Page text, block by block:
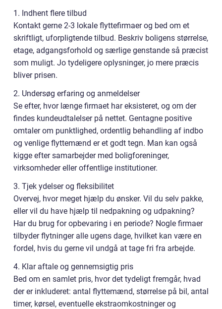
1. Indhent flere tilbud
Kontakt gerne 2-3 lokale flyttefirmaer og bed om et
skriftligt, uforpligtende tilbud. Beskriv boligens størrelse,
etage, adgangsforhold og særlige genstande så præcist
som muligt. Jo tydeligere oplysninger, jo mere præcis
bliver prisen.
2. Undersøg erfaring og anmeldelser
Se efter, hvor længe firmaet har eksisteret, og om der
findes kundeudtalelser på nettet. Gentagne positive
omtaler om punktlighed, ordentlig behandling af indbo
og venlige flyttemænd er et godt tegn. Man kan også
kigge efter samarbejder med boligforeninger,
virksomheder eller offentlige institutioner.
3. Tjek ydelser og fleksibilitet
Overvej, hvor meget hjælp du ønsker. Vil du selv pakke,
eller vil du have hjælp til nedpakning og udpakning?
Har du brug for opbevaring i en periode? Nogle firmaer
tilbyder flytninger alle ugens dage, hvilket kan være en
fordel, hvis du gerne vil undgå at tage fri fra arbejde.
4. Klar aftale og gennemsigtig pris
Bed om en samlet pris, hvor det tydeligt fremgår, hvad
der er inkluderet: antal flyttemænd, størrelse på bil, antal
timer, kørsel, eventuelle ekstraomkostninger og